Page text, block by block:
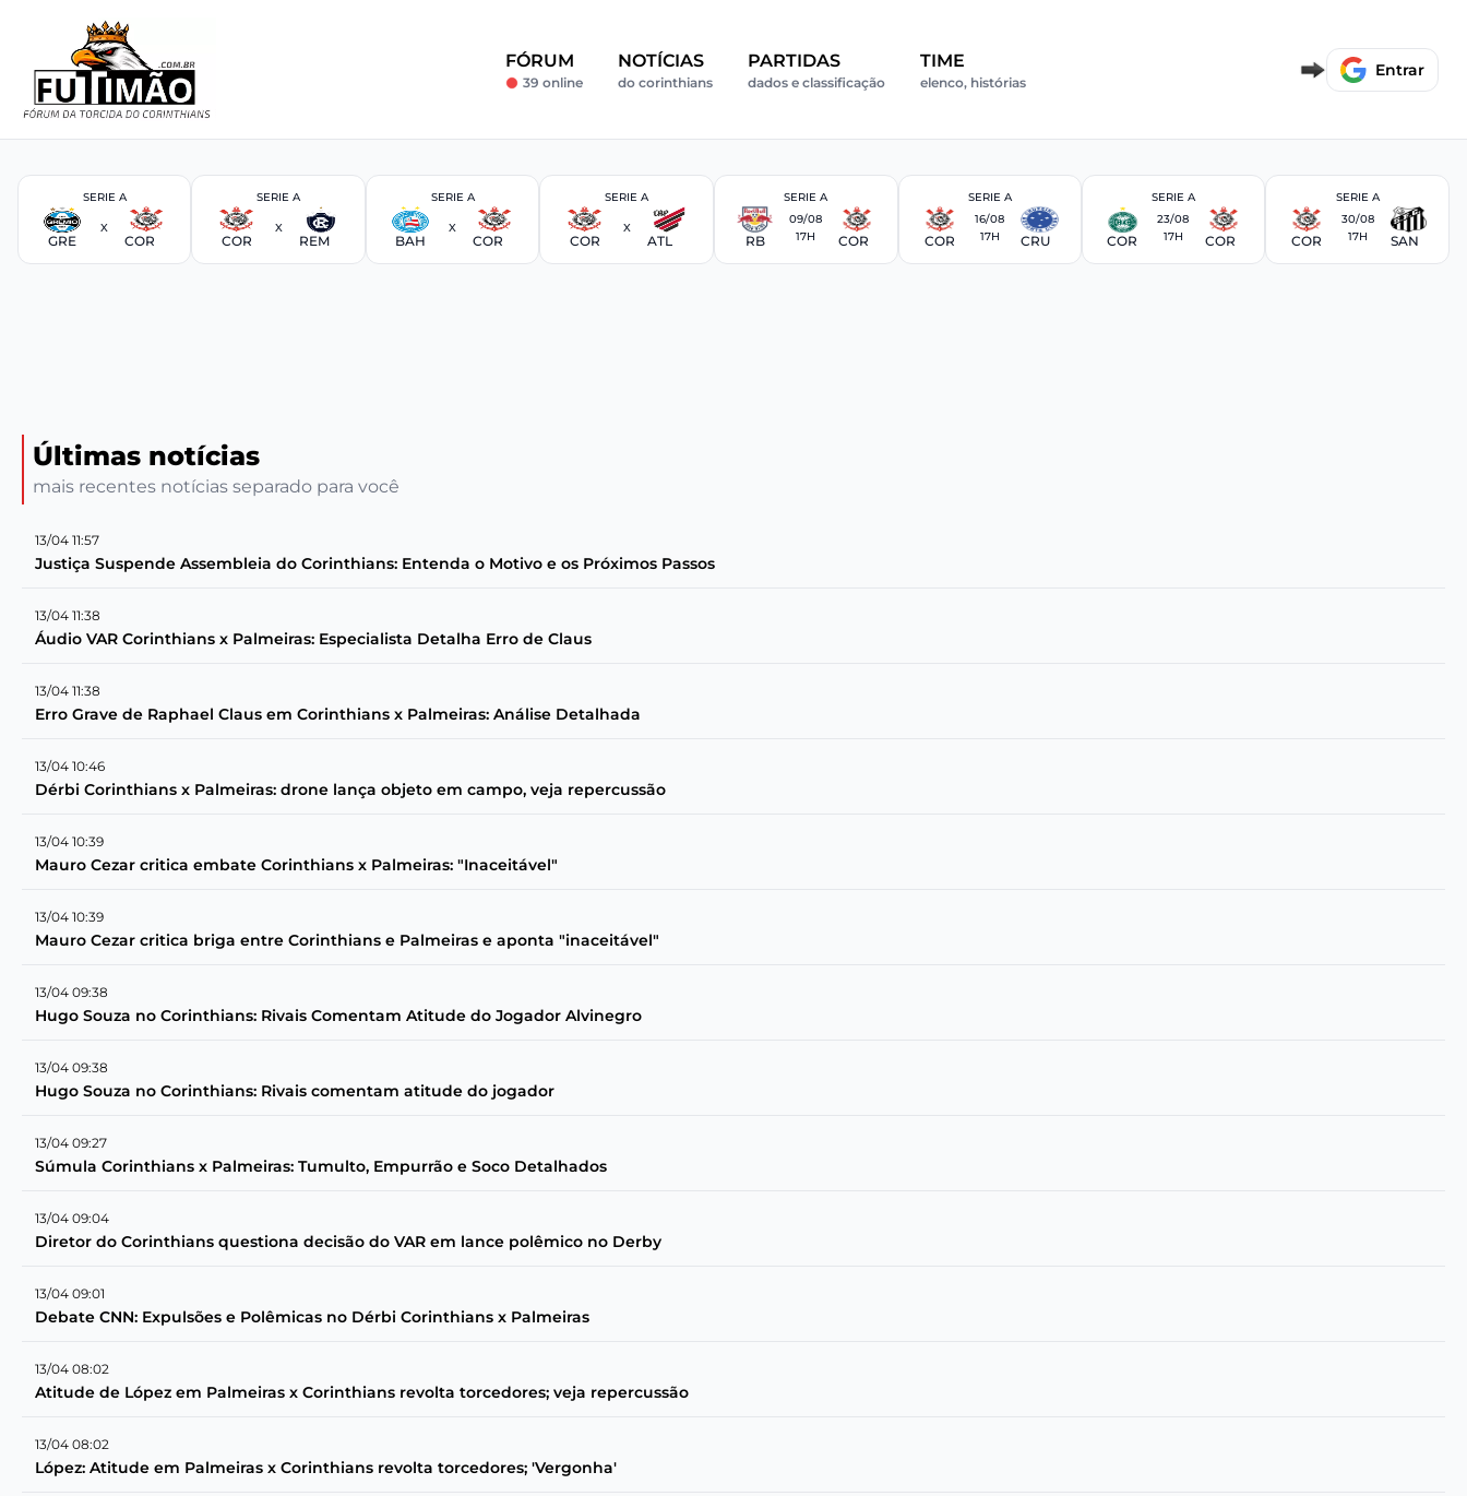
FÓRUM
39 online
NOTÍCIAS
do corinthians
PARTIDAS
dados e classificação
TIME
elenco, histórias
Entrar
SERIE A
GRE
X
COR
SERIE A
COR
X
REM
SERIE A
BAH
X
COR
SERIE A
COR
X
ATL
SERIE A
RB
09/08
17H
COR
SERIE A
COR
16/08
17H
CRU
SERIE A
COR
23/08
17H
COR
SERIE A
COR
30/08
17H
SAN
Últimas notícias
mais recentes notícias separado para você
13/04 11:57
Justiça Suspende Assembleia do Corinthians: Entenda o Motivo e os Próximos Passos
13/04 11:38
Áudio VAR Corinthians x Palmeiras: Especialista Detalha Erro de Claus
13/04 11:38
Erro Grave de Raphael Claus em Corinthians x Palmeiras: Análise Detalhada
13/04 10:46
Dérbi Corinthians x Palmeiras: drone lança objeto em campo, veja repercussão
13/04 10:39
Mauro Cezar critica embate Corinthians x Palmeiras: "Inaceitável"
13/04 10:39
Mauro Cezar critica briga entre Corinthians e Palmeiras e aponta "inaceitável"
13/04 09:38
Hugo Souza no Corinthians: Rivais Comentam Atitude do Jogador Alvinegro
13/04 09:38
Hugo Souza no Corinthians: Rivais comentam atitude do jogador
13/04 09:27
Súmula Corinthians x Palmeiras: Tumulto, Empurrão e Soco Detalhados
13/04 09:04
Diretor do Corinthians questiona decisão do VAR em lance polêmico no Derby
13/04 09:01
Debate CNN: Expulsões e Polêmicas no Dérbi Corinthians x Palmeiras
13/04 08:02
Atitude de López em Palmeiras x Corinthians revolta torcedores; veja repercussão
13/04 08:02
López: Atitude em Palmeiras x Corinthians revolta torcedores; 'Vergonha'